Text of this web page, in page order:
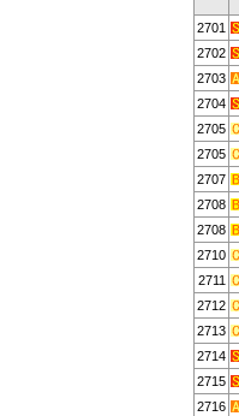
2701
2702
2703
2704
2705
2705
2707
2708
2708
2710
2711
2712
2713
2714
2715
2716